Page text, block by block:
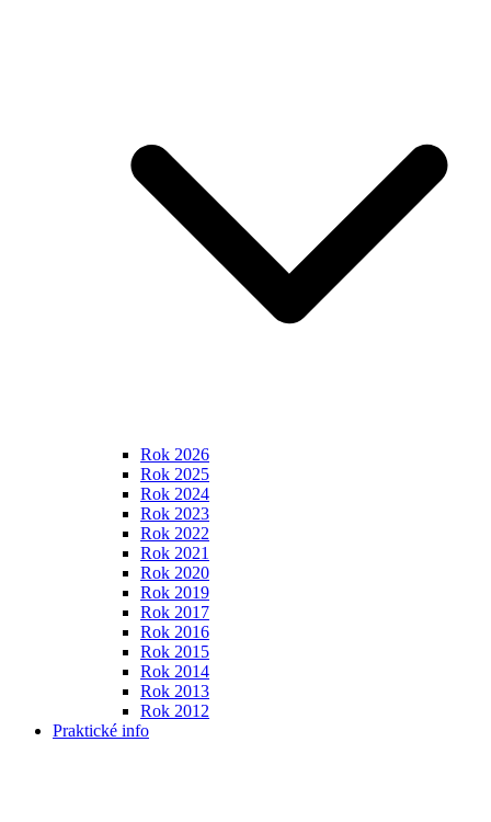
Rok 2026
Rok 2025
Rok 2024
Rok 2023
Rok 2022
Rok 2021
Rok 2020
Rok 2019
Rok 2017
Rok 2016
Rok 2015
Rok 2014
Rok 2013
Rok 2012
Praktické info